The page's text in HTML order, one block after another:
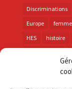
Discriminations
Europe
HES
histoire